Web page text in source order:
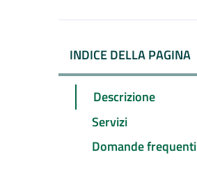
INDICE DELLA PAGINA
Descrizione
Servizi
Domande frequenti